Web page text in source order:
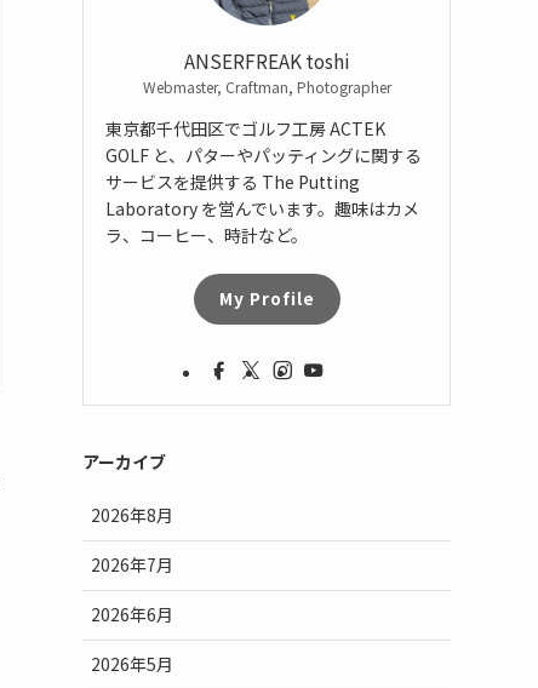
ANSERFREAK toshi
Webmaster, Craftman, Photographer
東京都千代田区でゴルフ工房 ACTEK
GOLF と、パターやパッティングに関する
サービスを提供する The Putting
Laboratory を営んでいます。趣味はカメ
ラ、コーヒー、時計など。
My Profile
アーカイブ
2026年8月
2026年7月
2026年6月
2026年5月